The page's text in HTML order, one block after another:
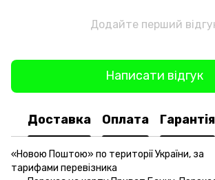
Додайте перший
Написати відгук
Доставка Оплата Гарантія
«Новою Поштою» по території України, за
тарифами перевізника